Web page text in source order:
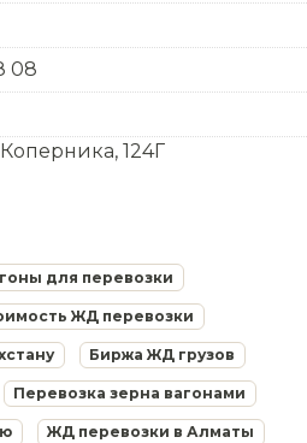
08
124Г
для перевозки
ЖД перевозки
Биржа ЖД грузов
Перевозка зерна вагонами
ЖД перевозки в Алматы